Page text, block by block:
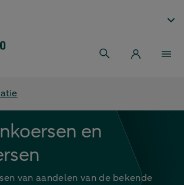
en
van aandelen van de bekende